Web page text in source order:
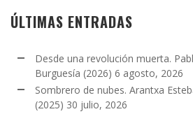
ÚLTIMAS ENTRADAS
Desde una revolución muerta.
Burguesía (2026) 6 agosto, 2026
Sombrero de nubes. Arantxa
(2025) 30 julio, 2026